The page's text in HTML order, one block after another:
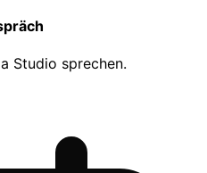
Studio sprechen.